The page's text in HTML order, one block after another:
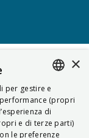
ITALIAN
ENGLISH
×
per gestire e
(propri
di
e di terze parti)
le preferenze